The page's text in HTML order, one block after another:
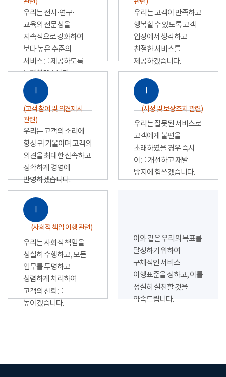
우리는 전시·연구·
교육의 전문성을
지속적으로 강화하여
보다 높은 수준의
서비스를 제공하도록
노력하겠습니다.
우리는 고객이 만족하고
행복할 수 있도록 고객
입장에서 생각하고
친절한 서비스를
제공하겠습니다.
Ⅰ
(고객 참여 및 의견제시
관련)
우리는 고객의 소리에
항상 귀 기울이며 고객의
의견을 최대한 신속하고
정확하게 경영에
반영하겠습니다.
Ⅰ
(시정 및 보상조치 관련)
우리는 잘못된 서비스로
고객에게 불편을
초래하였을 경우 즉시
이를 개선하고 재발
방지에 힘쓰겠습니다.
Ⅰ
(사회적 책임 이행 관련)
우리는 사회적 책임을
성실히 수행하고, 모든
업무를 투명하고
청렴하게 처리하여
고객의 신뢰를
높이겠습니다.
이와 같은 우리의 목표를
달성하기 위하여
구체적인 서비스
이행표준을 정하고, 이를
성실히 실천할 것을
약속드립니다.